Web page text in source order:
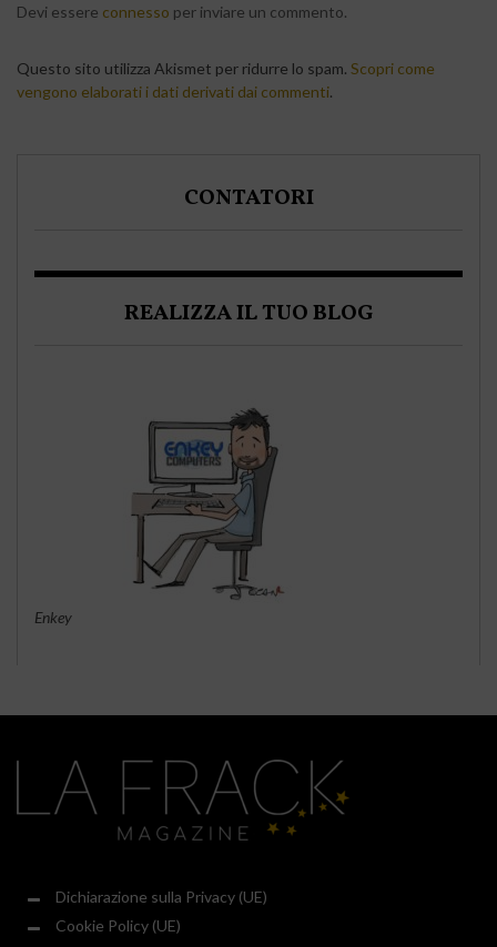
Devi essere connesso per inviare un commento.
Questo sito utilizza Akismet per ridurre lo spam. Scopri come
vengono elaborati i dati derivati dai commenti.
CONTATORI
REALIZZA IL TUO BLOG
Enkey
Dichiarazione sulla Privacy (UE)
Cookie Policy (UE)